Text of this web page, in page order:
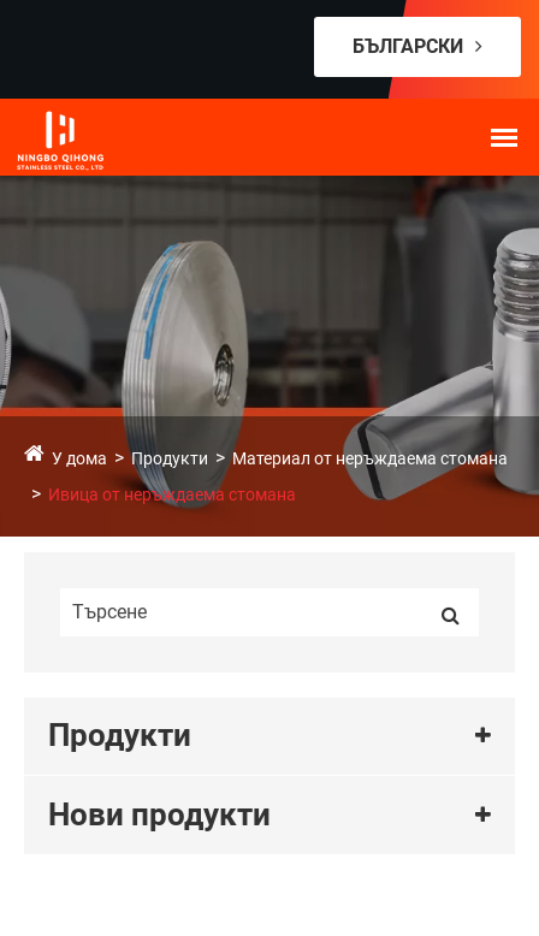
БЪЛГАРСКИ
У дома Продукти
Материал от неръждаема стомана
Ивица от неръждаема стомана
Продукти
Нови продукти